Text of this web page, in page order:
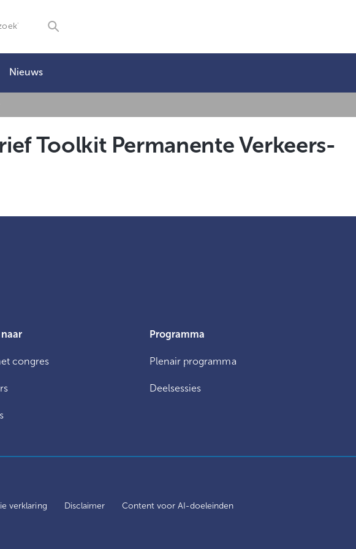
Nieuws
Toolkit Permanente Verkeers-
congres
Programma
Plenair programma
Deelsessies
verklaring Disclaimer Content voor AI-doeleinden